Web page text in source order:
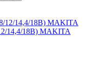
14,4/18В) MAKITA